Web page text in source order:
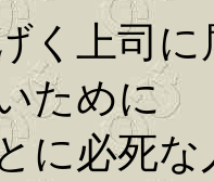
く上司
ために
に必死